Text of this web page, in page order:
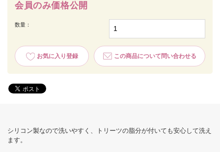
会員のみ価格公開
数量：
お気に入り登録 この商品について問い合わせる
シリコン製なので洗いやすく、トリーツの脂分が付いても安心して洗え
ます。